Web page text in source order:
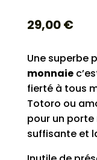
29,00€
Une superbe
monnaie
fierté à tous
Totoro ou
pour un
suffisante et